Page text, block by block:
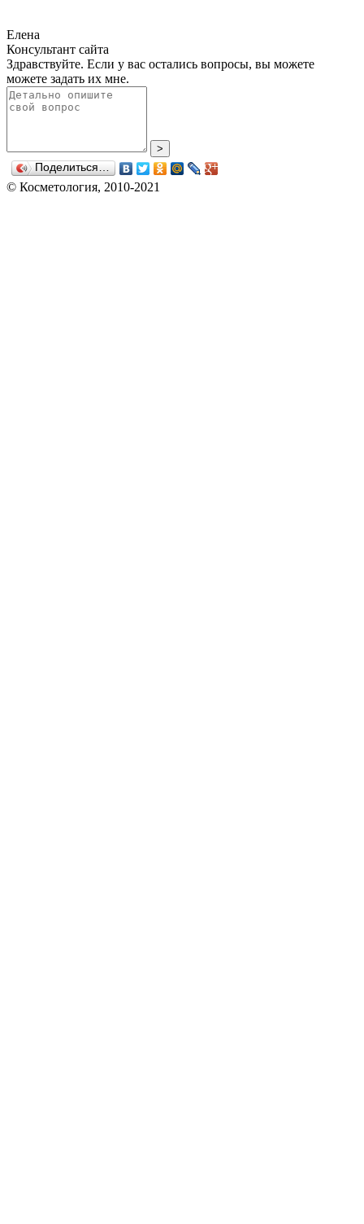
Елена
Консультант сайта
Здравствуйте. Если у вас остались вопросы, вы можете
можете задать их мне.
>
Поделиться…
© Косметология, 2010-2021